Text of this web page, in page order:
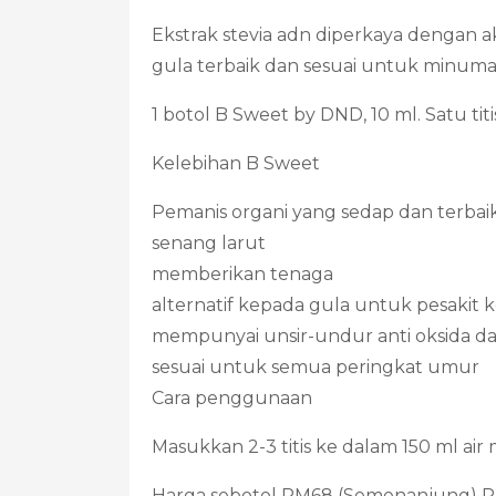
Ekstrak stevia adn diperkaya dengan
gula terbaik dan sesuai untuk
1 botol B Sweet by DND, 10 ml. Satu
Kelebihan B Sweet
Pemanis organi yang sedap dan
senang larut
memberikan tenaga
alternatif kepada gula untuk pesakit
mempunyai unsir-undur anti oksida
sesuai untuk semua peringkat umur
Cara penggunaan
Masukkan 2-3 titis ke dalam 150 ml air